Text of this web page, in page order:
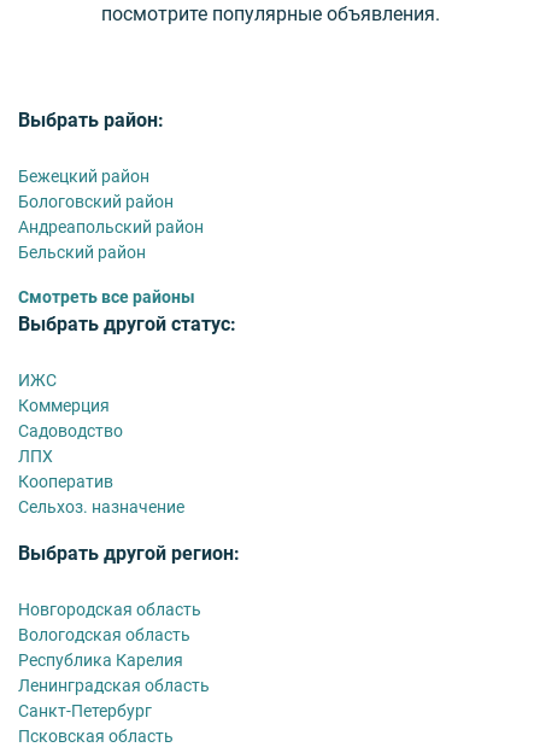
посмотрите популярные объявления.
Выбрать район:
Бежецкий район
Бологовский район
Андреапольский район‎
Бельский район
Смотреть все районы
Выбрать другой статус:
ИЖС
Коммерция
Садоводство
ЛПХ
Кооператив
Сельхоз. назначение
Выбрать другой регион:
Новгородская область
Вологодская область
Республика Карелия
Ленинградская область
Санкт-Петербург
Псковская область